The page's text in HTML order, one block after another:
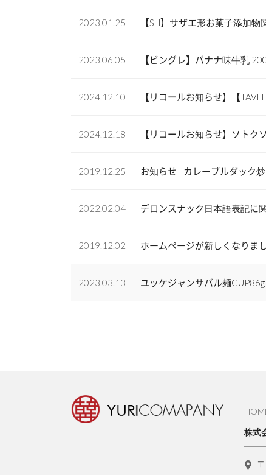
2023.01.25 【SH】サザエ形お菓子添加
2023.06.05 【ビングレ】バナナ味牛乳
2024.12.10 【リコールお知らせ】【
2024.12.18 【リコールお知らせ】ソトク
2019.12.25 お知らせ - カレーブルダック
2022.02.04 デロンスナック日本語表記に
2019.12.02 ホームページが新しくなりまし
2023.03.13 ユッケジャンサバル麺
株式